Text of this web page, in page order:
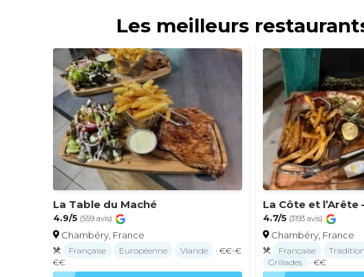
Les meilleurs
La Table du Maché
4.9/5 (559 avis)
Chambéry, France
Française Européenne Viande
· €€-€
€€
La Côte et l’Arête
4.7/5 (3193 avis)
Chambéry, France
Française
Grillades
· €€